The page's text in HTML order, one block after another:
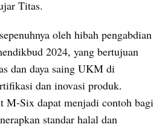
Titas.
oleh hibah pengabdian
2024, yang bertujuan
dan daya saing UKM di
dan inovasi produk.
M-Six dapat menjadi contoh bagi
standar halal dan